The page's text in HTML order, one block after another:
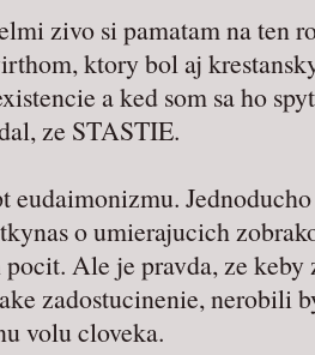
zivo si pamatam na ten
ktory bol aj
a ked som sa ho
ze STASTIE.
eudaimonizmu.
o umierajucich
pocit. Ale je pravda, ze keby
zadostucinenie, nerobili
volu cloveka.